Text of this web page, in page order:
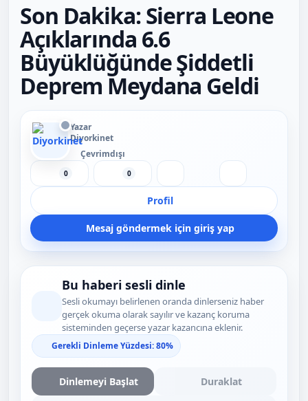
Son Dakika: Sierra Leone
Açıklarında 6.6
Büyüklüğünde Şiddetli
Deprem Meydana Geldi
Yazar
Diyorkinet
Çevrimdışı
Beğen
0 Beğenmeme
0
Profil
Mesaj göndermek için giriş yap
Bu haberi sesli dinle
Sesli okumayı belirlenen oranda dinlerseniz haber
gerçek okuma olarak sayılır ve kazanç koruma
sisteminden geçerse yazar kazancına eklenir.
Gerekli Dinleme Yüzdesi: 80%
Dinlemeyi Başlat Duraklat